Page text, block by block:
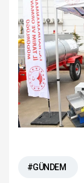
#GÜNDEM